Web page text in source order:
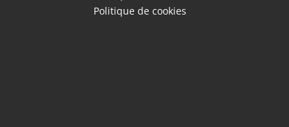
Politique de cookies